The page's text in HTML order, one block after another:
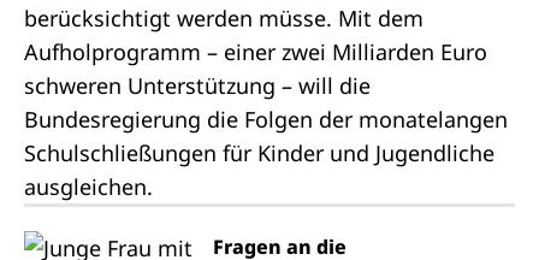
berücksichtigt werden müsse. Mit dem
Aufholprogramm – einer zwei Milliarden Euro
schweren Unterstützung – will die
Bundesregierung die Folgen der monatelangen
Schulschließungen für Kinder und Jugendliche
ausgleichen.
Fragen an die